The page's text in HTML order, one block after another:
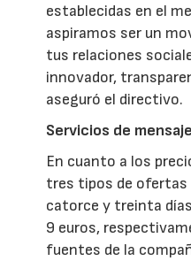
establecidas en el
aspiramos ser un
tus relaciones
innovador,
aseguró el directivo.
Servicios de
En cuanto a los
tres tipos de ofertas
catorce y treinta
9 euros,
fuentes de la